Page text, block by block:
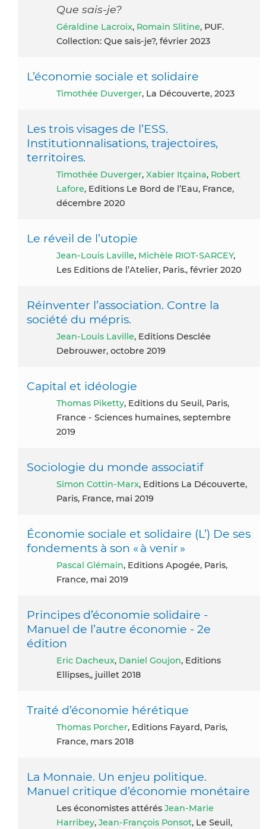
Que sais-je?
Géraldine Lacroix, Romain Slitine, PUF.
Collection: Que sais-je?, février 2023
L’économie sociale et solidaire
Timothée Duverger, La Découverte, 2023
Les trois visages de l’ESS.
Institutionnalisations, trajectoires,
territoires.
Timothée Duverger, Xabier Itçaina, Robert
Lafore, Editions Le Bord de l’Eau, France,
décembre 2020
Le réveil de l’utopie
Jean-Louis Laville, Michèle RIOT-SARCEY,
Les Editions de l’Atelier, Paris., février 2020
Réinventer l’association. Contre la
société du mépris.
Jean-Louis Laville, Editions Desclée
Debrouwer, octobre 2019
Capital et idéologie
Thomas Piketty, Editions du Seuil, Paris,
France - Sciences humaines, septembre
2019
Sociologie du monde associatif
Simon Cottin-Marx, Editions La Découverte,
Paris, France, mai 2019
Économie sociale et solidaire (L’) De ses
fondements à son « à venir »
Pascal Glémain, Editions Apogée, Paris,
France, mai 2019
Principes d’économie solidaire -
Manuel de l’autre économie - 2e
édition
Eric Dacheux, Daniel Goujon, Editions
Ellipses,, juillet 2018
Traité d’économie hérétique
Thomas Porcher, Editions Fayard, Paris,
France, mars 2018
La Monnaie. Un enjeu politique.
Manuel critique d’économie monétaire
Les économistes attérés Jean-Marie
Harribey, Jean-François Ponsot, Le Seuil,